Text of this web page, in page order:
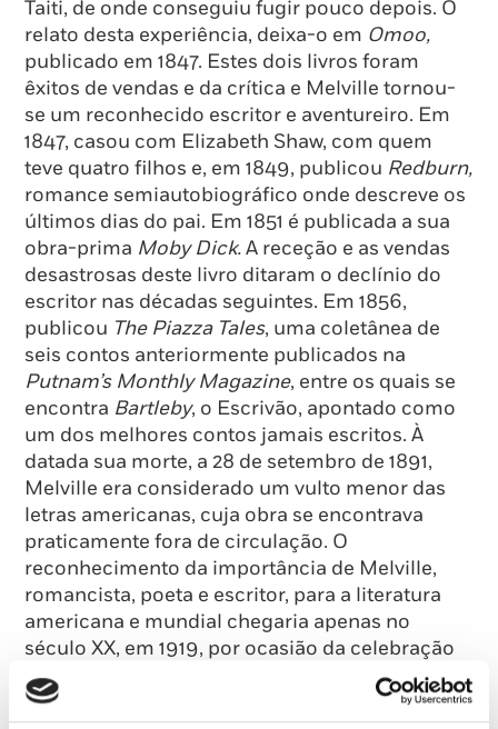
Taiti, de onde conseguiu fugir pouco depois. O
relato desta experiência, deixa-o em Omoo,
publicado em 1847. Estes dois livros foram
êxitos de vendas e da crítica e Melville tornou-
se um reconhecido escritor e aventureiro. Em
1847, casou com Elizabeth Shaw, com quem
teve quatro filhos e, em 1849, publicou Redburn,
romance semiautobiográfico onde descreve os
últimos dias do pai. Em 1851 é publicada a sua
obra-prima Moby Dick.A receção e as vendas
desastrosas deste livro ditaram o declínio do
escritor nas décadas seguintes. Em 1856,
publicou The Piazza Tales, uma coletânea de
seis contos anteriormente publicados na
Putnam’s Monthly Magazine, entre os quais se
encontra Bartleby, o Escrivão, apontado como
um dos melhores contos jamais escritos. À
datada sua morte, a 28 de setembro de 1891,
Melville era considerado um vulto menor das
letras americanas, cuja obra se encontrava
praticamente fora de circulação. O
reconhecimento da importância de Melville,
romancista, poeta e escritor, para a literatura
americana e mundial chegaria apenas no
século XX, em 1919, por ocasião da celebração
do centenário do seu nascimento.